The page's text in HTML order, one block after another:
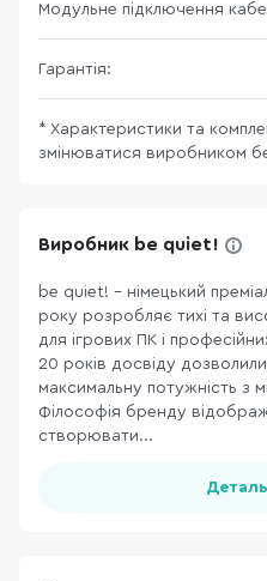
Модульне підключення
Гарантія:
* Характеристики та
змінюватися виробником
Виробник be quiet!
be quiet! – німецький
року розробляє тихі та
для ігрових ПК і
20 років досвіду
максимальну потужність з
Філософія бренду
створювати...